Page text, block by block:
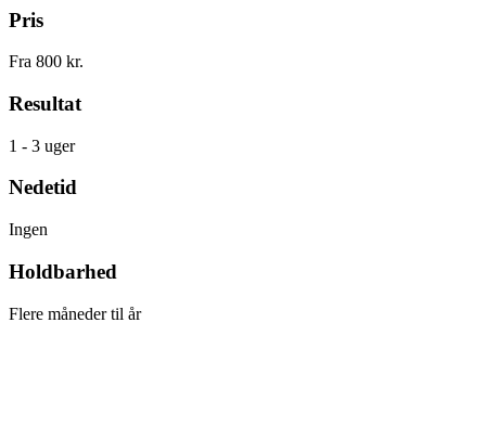
Pris
Fra 800 kr.
Resultat
1 - 3 uger
Nedetid
Ingen
Holdbarhed
Flere måneder til år